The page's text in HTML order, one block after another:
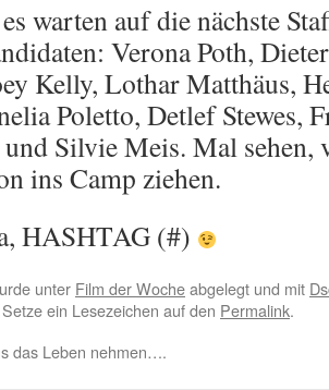
warten auf die nächste
Verona Poth,
Kelly, Lothar Matthäus,
Poletto, Detlef Stewes,
Silvie Meis. Mal sehen,
ins Camp ziehen.
HASHTAG (#)
unter Film der Wocheabgelegt und mit
ein Lesezeichen auf den Permalink.
das Leben nehmen….